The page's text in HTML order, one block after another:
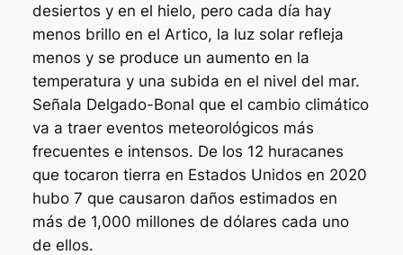
desiertos y en el hielo, pero cada día hay
menos brillo en el Artico, la luz solar refleja
menos y se produce un aumento en la
temperatura y una subida en el nivel del mar.
Señala Delgado-Bonal que el cambio climático
va a traer eventos meteorológicos más
frecuentes e intensos. De los 12 huracanes
que tocaron tierra en Estados Unidos en 2020
hubo 7 que causaron daños estimados en
más de 1,000 millones de dólares cada uno
de ellos.